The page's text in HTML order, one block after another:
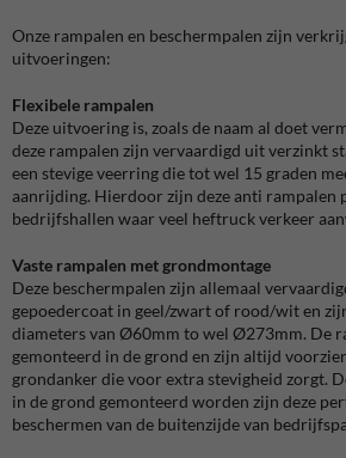
Onze rampalen en beschermpalen zijn
uitvoeringen:
Flexibele rampalen
Deze uitvoering is, zoals de naam al doet
deze rampalen zijn vervaardigd uit verzinkt
een stevige veerring die tot wel 15 graden
aanrijding. Hierdoor zijn deze anti rampalen
bedrijfshallen waar veel heftruck verkeer
Vaste rampalen met grondmontage
Deze beschermpalen zijn allemaal
gepoedercoat in geel/zwart of rood/wit en
diameters van Ø60mm to wel Ø273mm. De
gemonteerd in de grond en zijn altijd
grondanker die voor extra stevigheid zorgt.
in de grond gemonteerd worden zijn deze
beschermen van de buitenzijde van